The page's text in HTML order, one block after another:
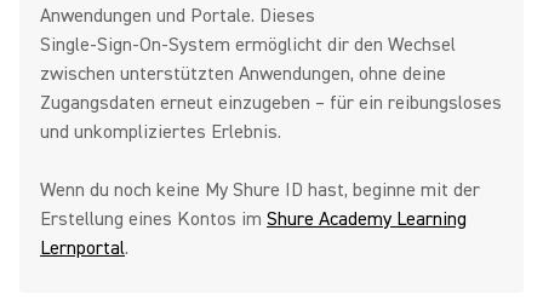
Anwendungen und Portale. Dieses
Single‑Sign‑On‑System ermöglicht dir den Wechsel
zwischen unterstützten Anwendungen, ohne deine
Zugangsdaten erneut einzugeben – für ein reibungsloses
und unkompliziertes Erlebnis.
Wenn du noch keine My Shure ID hast, beginne mit der
Erstellung eines Kontos im Shure Academy Learning
Lernportal.